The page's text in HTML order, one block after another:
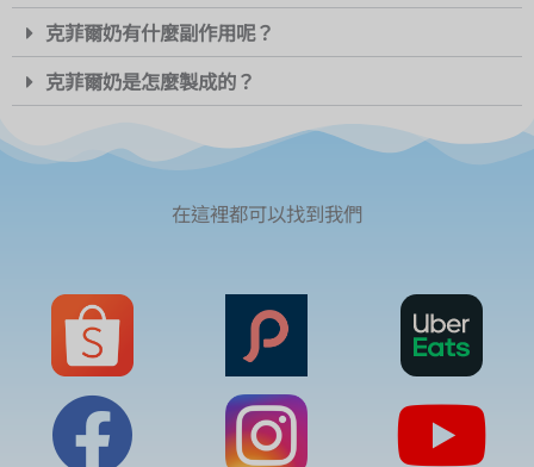
克菲爾奶有什麼副作用呢？
克菲爾奶是怎麼製成的？
在這裡都可以找到我們
F
a
Y
o